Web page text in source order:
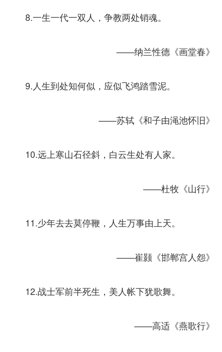
8.一生一代一双人，争教两处销魂。
——纳兰性德《画堂春》
9.人生到处知何似，应似飞鸿踏雪泥。
——苏轼《和子由渑池怀旧》
10.远上寒山石径斜，白云生处有人家。
——杜牧《山行》
11.少年去去莫停鞭，人生万事由上天。
——崔颢《邯郸宫人怨》
12.战士军前半死生，美人帐下犹歌舞。
——高适《燕歌行》